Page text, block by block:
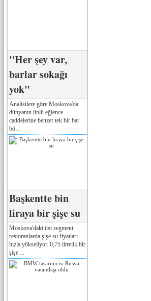
"Her şey var,
barlar sokağı
yok"
Analistlere göre Moskova'da
dünyanın ünlü eğlence
caddelerine benzer tek bir bar
bö...
Başkentte bin
liraya bir şişe su
Moskova'daki üst segment
restoranlarda şişe su fiyatları
hızla yükseliyor. 0,75 litrelik bir
şişe ...